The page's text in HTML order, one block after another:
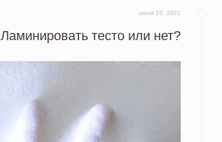
июля 18, 2021
Ламинировать тесто или нет?